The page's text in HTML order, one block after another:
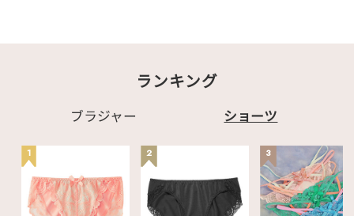
ランキング
ブラジャー ショーツ
1 2 3